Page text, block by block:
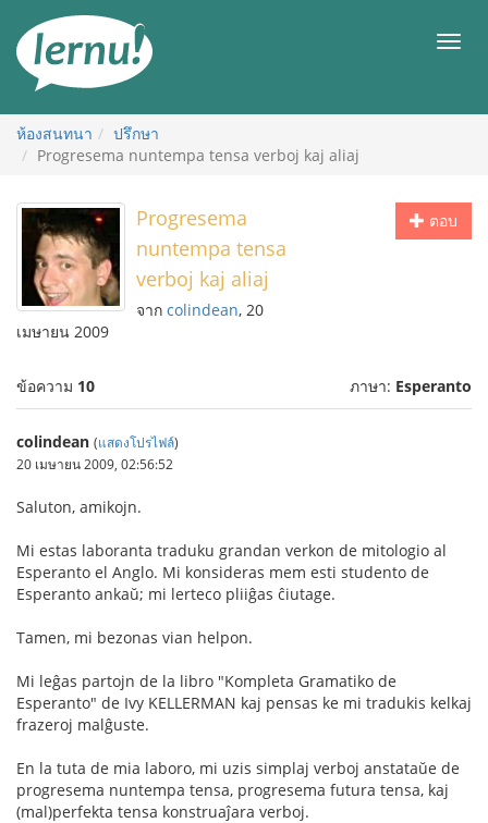
สารบัญ
เมนู
ห้องสนทนา
ปรึกษา
Progresema nuntempa tensa verboj kaj aliaj
ตอบ
Progresema
nuntempa tensa
verboj kaj aliaj
จาก colindean, 20
เมษายน 2009
ข้อความ 10 ภาษา: Esperanto
colindean (แสดงโปรไฟล์)
20 เมษายน 2009, 02:56:52
Saluton, amikojn.
Mi estas laboranta traduku grandan verkon de mitologio al
Esperanto el Anglo. Mi konsideras mem esti studento de
Esperanto ankaŭ; mi lerteco pliiĝas ĉiutage.
Tamen, mi bezonas vian helpon.
Mi leĝas partojn de la libro "Kompleta Gramatiko de
Esperanto" de Ivy KELLERMAN kaj pensas ke mi tradukis kelkaj
frazeroj malĝuste.
En la tuta de mia laboro, mi uzis simplaj verboj anstataŭe de
progresema nuntempa tensa, progresema futura tensa, kaj
(mal)perfekta tensa konstruaĵara verboj.